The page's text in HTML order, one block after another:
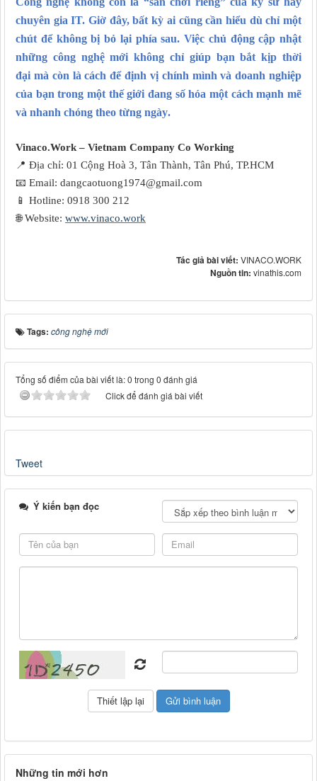
chuyên gia IT. Giờ đây, bất kỳ ai cũng cần hiểu dù chỉ một
chút để không bị bỏ lại phía sau. Việc chủ động cập nhật
những công nghệ mới không chỉ giúp bạn bắt kịp thời
đại mà còn là cách để định vị chính mình và doanh nghiệp
của bạn trong một thế giới đang số hóa một cách mạnh mẽ
và nhanh chóng theo từng ngày.
Vinaco.Work – Vietnam Company Co Working
📍 Địa chỉ: 01 Cộng Hoà 3, Tân Thành, Tân Phú, TP.HCM
📧 Email: dangcaotuong1974@gmail.com
📱 Hotline: 0918 300 212
🌐Website: www.vinaco.work
Tác giả bài viết: VINACO.WORK
Nguồn tin: vinathis.com
Tags: công nghệ mới
Tổng số điểm của bài viết là: 0 trong 0 đánh giá
Click để đánh giá bài viết
Tweet
Ý kiến bạn đọc
Những tin mới hơn